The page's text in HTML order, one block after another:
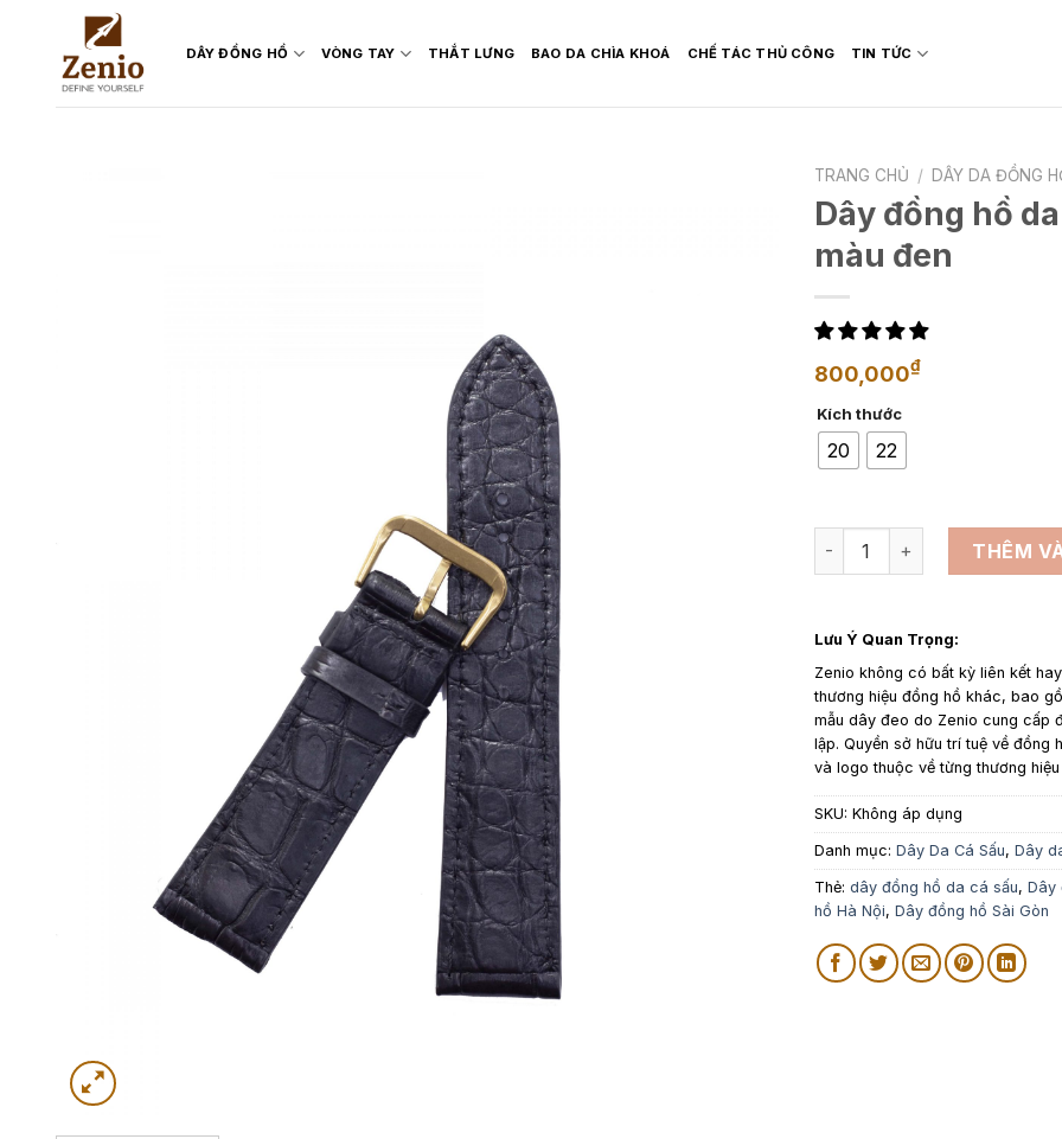
content
DÂY ĐỒNG HỒ VÒNG TAY THẮT LƯNG BAO DA CHÌA KHOÁ CHẾ TÁC THỦ CÔNG TIN TỨC
TRANG CHỦ / DÂY DA ĐỒNG
Dây đồng hồ
màu đen
800,000₫
Kích thước
20 22
Dây đồng hồ da cá sấu 2
THÊM
Lưu Ý Quan Trọng:
Zenio không có bất kỳ liên kết
thương hiệu đồng hồ khác, bao
mẫu dây đeo do Zenio cung cấp
lập. Quyền sở hữu trí tuệ về đồng
và logo thuộc về từng thương
SKU: Không áp dụng
Danh mục: Dây Da Cá Sấu, Dây
Thẻ: dây đồng hồ da cá sấu, Dây
hồ Hà Nội, Dây đồng hồ Sài Gòn